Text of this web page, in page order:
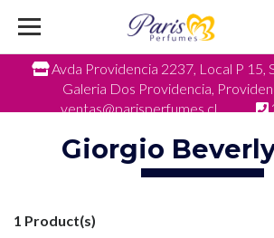
Avda Providencia 2237, Local P 15,
Galeria Dos Providencia,
ventas@parisperfumes.cl
Giorgio
1 Product(s)